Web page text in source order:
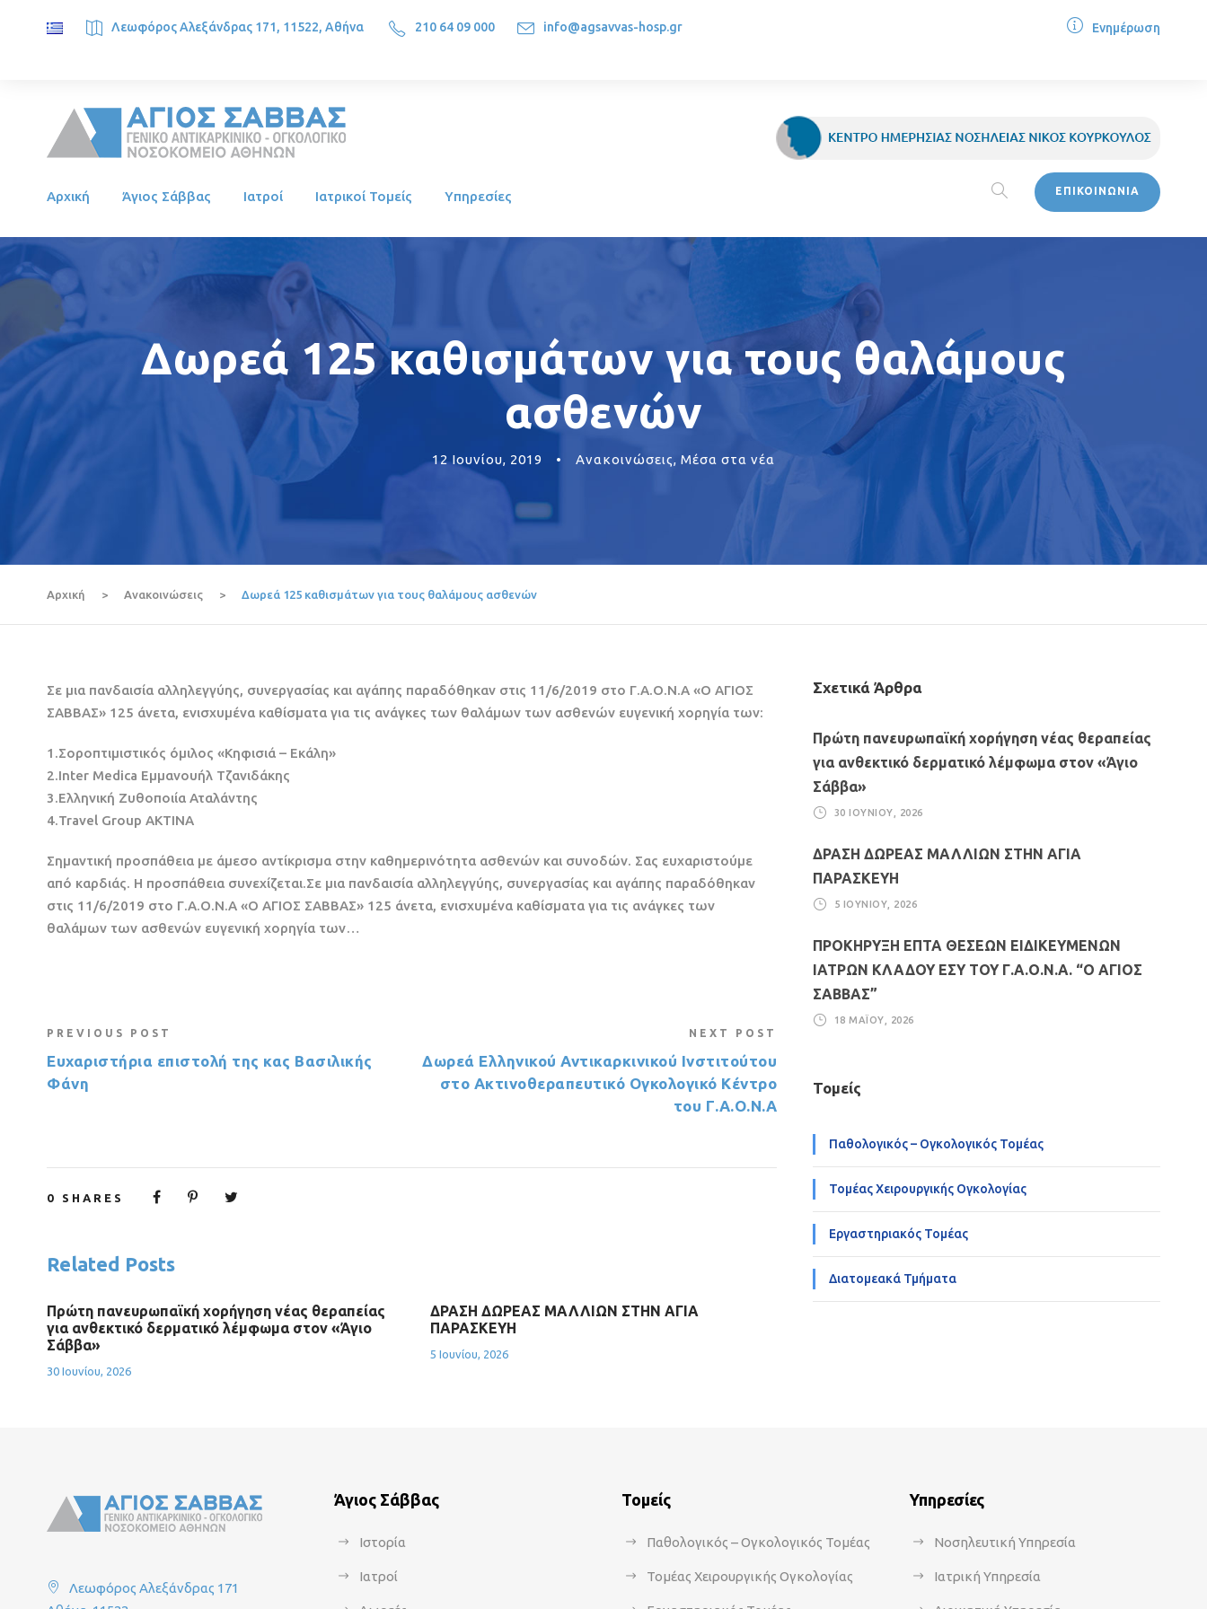
Λεωφόρος Αλεξάνδρας 171, 11522, Αθήνα 210 64 09 000 info@agsavvas-hosp.gr Ενημέρωση
Αρχική Άγιος Σάββας Ιατροί Ιατρικοί Τομείς Υπηρεσίες ΕΠΙΚΟΙΝΩΝΙΑ
Δωρεά 125 καθισμάτων για τους θαλάμους
ασθενών
12 Ιουνίου, 2019 • Ανακοινώσεις, Μέσα στα νέα
Αρχική > Ανακοινώσεις > Δωρεά 125 καθισμάτων για τους θαλάμους ασθενών
Σε μια πανδαισία αλληλεγγύης, συνεργασίας και αγάπης παραδόθηκαν στις 11/6/2019 στο Γ.Α.Ο.Ν.Α «Ο ΑΓΙΟΣ
ΣΑΒΒΑΣ» 125 άνετα, ενισχυμένα καθίσματα για τις ανάγκες των θαλάμων των ασθενών ευγενική χορηγία των:
1.Σοροπτιμιστικός όμιλος «Κηφισιά – Εκάλη»
2.Inter Medica Εμμανουήλ Τζανιδάκης
3.Ελληνική Ζυθοποιία Αταλάντης
4.Travel Group ΑΚΤΙΝΑ
Σημαντική προσπάθεια με άμεσο αντίκρισμα στην καθημερινότητα ασθενών και συνοδών. Σας ευχαριστούμε
από καρδιάς. Η προσπάθεια συνεχίζεται.Σε μια πανδαισία αλληλεγγύης, συνεργασίας και αγάπης παραδόθηκαν
στις 11/6/2019 στο Γ.Α.Ο.Ν.Α «Ο ΑΓΙΟΣ ΣΑΒΒΑΣ» 125 άνετα, ενισχυμένα καθίσματα για τις ανάγκες των
θαλάμων των ασθενών ευγενική χορηγία των…
PREVIOUS POST
Ευχαριστήρια επιστολή της κας Βασιλικής
Φάνη
NEXT POST
Δωρεά Ελληνικού Αντικαρκινικού Ινστιτούτου
στο Ακτινοθεραπευτικό Ογκολογικό Κέντρο
του Γ.Α.Ο.Ν.Α
0 SHARES
Related Posts
Πρώτη πανευρωπαϊκή χορήγηση νέας θεραπείας
για ανθεκτικό δερματικό λέμφωμα στον «Άγιο
Σάββα»
30 Ιουνίου, 2026
ΔΡΑΣΗ ΔΩΡΕΑΣ ΜΑΛΛΙΩΝ ΣΤΗΝ ΑΓΙΑ
ΠΑΡΑΣΚΕΥΗ
5 Ιουνίου, 2026
Σχετικά Άρθρα
Πρώτη πανευρωπαϊκή χορήγηση νέας θεραπείας
για ανθεκτικό δερματικό λέμφωμα στον «Άγιο
Σάββα»
30 ΙΟΥΝΊΟΥ, 2026
ΔΡΑΣΗ ΔΩΡΕΑΣ ΜΑΛΛΙΩΝ ΣΤΗΝ ΑΓΙΑ
ΠΑΡΑΣΚΕΥΗ
5 ΙΟΥΝΊΟΥ, 2026
ΠΡΟΚΗΡΥΞΗ ΕΠΤΑ ΘΕΣΕΩΝ ΕΙΔΙΚΕΥΜΕΝΩΝ
ΙΑΤΡΩΝ ΚΛΑΔΟΥ ΕΣΥ ΤΟΥ Γ.Α.Ο.Ν.Α. “Ο ΑΓΙΟΣ
ΣΑΒΒΑΣ”
18 ΜΑΪ́ΟΥ, 2026
Τομείς
Παθολογικός – Ογκολογικός Τομέας
Τομέας Χειρουργικής Ογκολογίας
Εργαστηριακός Τομέας
Διατομεακά Τμήματα
Λεωφόρος Αλεξάνδρας 171
Άγιος Σάββας
Ιστορία
Ιατροί
Τομείς
Παθολογικός – Ογκολογικός Τομέας
Τομέας Χειρουργικής Ογκολογίας
Υπηρεσίες
Νοσηλευτική Υπηρεσία
Ιατρική Υπηρεσία